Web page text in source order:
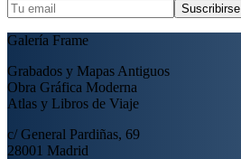
Suscribirse
Galería Frame
Grabados y Mapas Antiguos
Obra Gráfica Moderna
Atlas y Libros de Viaje
c/ General Pardiñas, 69
28001 Madrid